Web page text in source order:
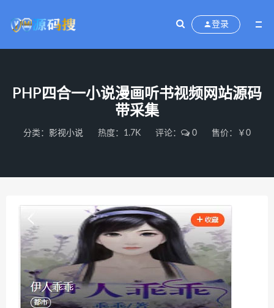
登录
PHP四合一小说漫画听书视频网站源码
带采集
分类： 影视小说 热度：1.7K 评论： 0 售价：￥0